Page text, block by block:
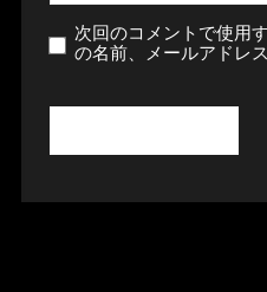
次回のコメントで使用
の名前、メールアドレ